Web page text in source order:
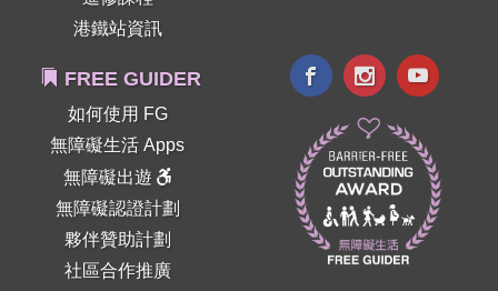
港鐵站資訊
FREE GUIDER
如何使用 FG
無障礙生活 Apps
無障礙出遊
無障礙認證計劃
夥伴贊助計劃
社區合作推廣